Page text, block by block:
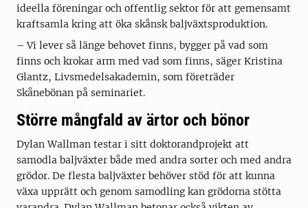
ideella föreningar och offentlig sektor för att gemensamt
kraftsamla kring att öka skånsk baljväxtsproduktion.
– Vi lever så länge behovet finns, bygger på vad som
finns och krokar arm med vad som finns, säger Kristina
Glantz, Livsmedelsakademin, som företräder
Skånebönan på seminariet.
Större mångfald av ärtor och bönor
Dylan Wallman testar i sitt doktorandprojekt att
samodla baljväxter både med andra sorter och med andra
grödor. De flesta baljväxter behöver stöd för att kunna
växa upprätt och genom samodling kan grödorna stötta